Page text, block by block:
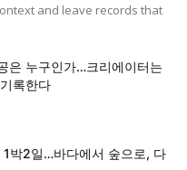
and leave records that
은 누구인가…크리에이터는
록한다
1박2일…바다에서 숲으로, 다